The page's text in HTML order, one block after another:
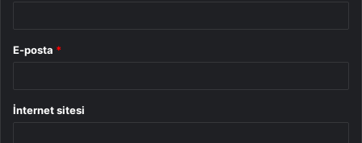
E-posta *
İnternet sitesi